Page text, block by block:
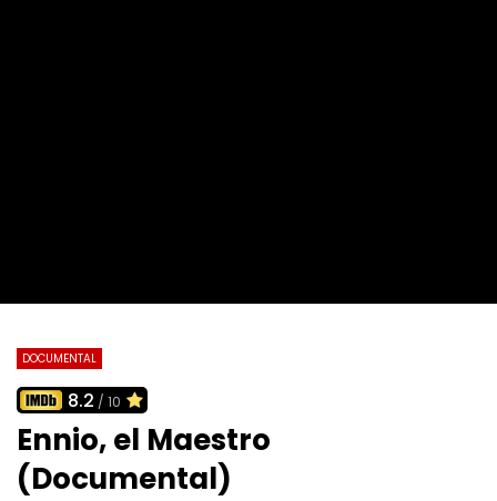
DOCUMENTAL
8.2 / 10
Ennio, el Maestro
(Documental)